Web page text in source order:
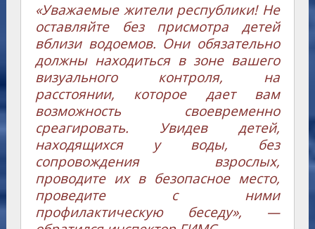
«Уважаемые жители республики! Не
оставляйте без присмотра детей
вблизи водоемов. Они обязательно
должны находиться в зоне вашего
визуального контроля, на
расстоянии, которое дает вам
возможность своевременно
среагировать. Увидев детей,
находящихся у воды, без
сопровождения взрослых,
проводите их в безопасное место,
проведите с ними
профилактическую беседу», —